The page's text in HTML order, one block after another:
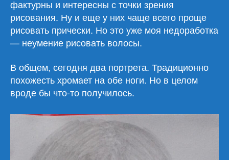
фактурны и интересны с точки зрения
рисования. Ну и еще у них чаще всего проще
рисовать прически. Но это уже моя недоработка
— неумение рисовать волосы.
В общем, сегодня два портрета. Традиционно
похожесть хромает на обе ноги. Но в целом
вроде бы что-то получилось.